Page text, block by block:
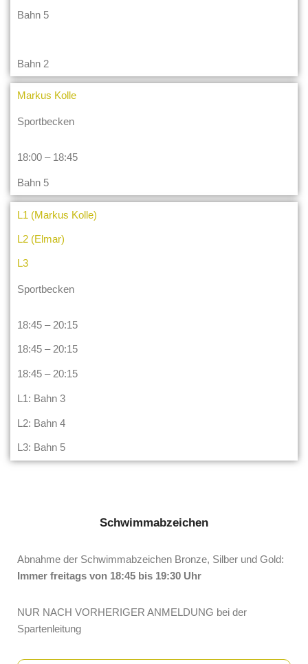
Bahn 5
Bahn 2
Markus Kolle
Sportbecken
18:00 – 18:45
Bahn 5
L1 (Markus Kolle)
L2 (Elmar)
L3
Sportbecken
18:45 – 20:15
18:45 – 20:15
18:45 – 20:15
L1: Bahn 3
L2: Bahn 4
L3: Bahn 5
Schwimmabzeichen
Abnahme der Schwimmabzeichen Bronze, Silber und Gold:
Immer freitags von 18:45 bis 19:30 Uhr
NUR NACH VORHERIGER ANMELDUNG bei der
Spartenleitung